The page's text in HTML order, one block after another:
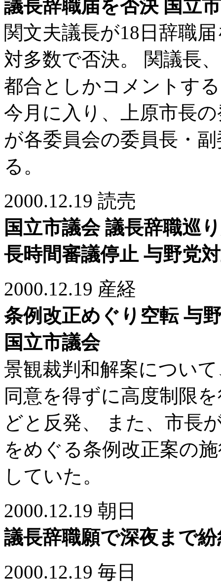
議長辞職届を否決 国立
関文夫議長が18日辞職
対多数で否決。 関議長
都合としかコメントす
今月に入り、上原市長
が各委員会の委員長・
る。
2000.12.19 読売
国立市議会 議長辞職巡
長時間審議停止 与野党
2000.12.19 産経
条例改正めぐり空転 与
国立市議会
景観裁判和解案につい
同意を得ずに高度制限
どと反発、 また、市長
をめぐる条例改正案の
していた。
2000.12.19 朝日
議長辞職願で深夜まで
2000.12.19 毎日